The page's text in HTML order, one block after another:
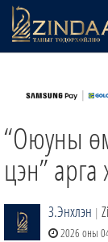
ТВ8
ӨГЛӨӨНИЙ СОНИН
АУДИО ЗОХИОЛ
ЗИНДАА СЭТГҮҮЛ
“Оюуны
цэн”
З.Энхлэн |
2026 оны